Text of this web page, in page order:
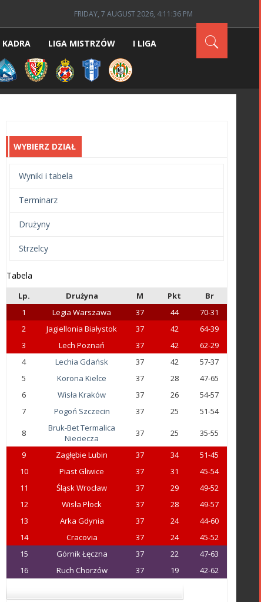
FRIDAY, 7 AUGUST 2026, 4:11:37 PM
KADRA LIGA MISTRZÓW I LIGA
WYBIERZ DZIAŁ
Wyniki i tabela
Terminarz
Drużyny
Strzelcy
Tabela
Lp. Drużyna M Pkt
Br
1
Legia Warszawa 37 44
70-31
2
Jagiellonia Białystok 37 42
64-39
3
Lech Poznań 37 42
62-29
4
Lechia Gdańsk 37 42
57-37
5
Korona Kielce 37 28
47-65
6
Wisła Kraków 37 26
54-57
7
Pogoń Szczecin 37 25 51-54
8
Bruk-Bet Termalica
Nieciecza
37 25 35-55
9 Zagłębie Lubin 37 34
51-45
10
Piast Gliwice 37 31
45-54
11
Śląsk Wrocław 37 29
49-52
12
Wisła Płock 37 28
49-57
13
Arka Gdynia 37 24
44-60
14
Cracovia 37 24
45-52
15
Górnik Łęczna 37 22
47-63
16
Ruch Chorzów 37 19 42-62